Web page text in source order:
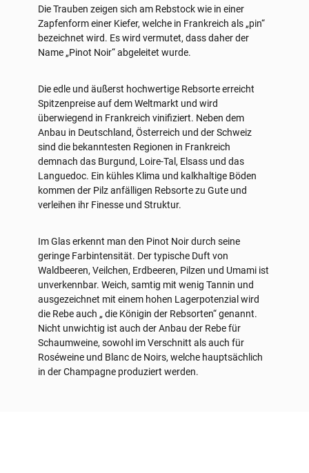
Die Trauben zeigen sich am Rebstock wie in einer
Zapfenform einer Kiefer, welche in Frankreich als „pin“
bezeichnet wird. Es wird vermutet, dass daher der
Name „Pinot Noir“ abgeleitet wurde.
Die edle und äußerst hochwertige Rebsorte erreicht
Spitzenpreise auf dem Weltmarkt und wird
überwiegend in Frankreich vinifiziert. Neben dem
Anbau in Deutschland, Österreich und der Schweiz
sind die bekanntesten Regionen in Frankreich
demnach das Burgund, Loire-Tal, Elsass und das
Languedoc. Ein kühles Klima und kalkhaltige Böden
kommen der Pilz anfälligen Rebsorte zu Gute und
verleihen ihr Finesse und Struktur.
Im Glas erkennt man den Pinot Noir durch seine
geringe Farbintensität. Der typische Duft von
Waldbeeren, Veilchen, Erdbeeren, Pilzen und Umami ist
unverkennbar. Weich, samtig mit wenig Tannin und
ausgezeichnet mit einem hohen Lagerpotenzial wird
die Rebe auch „ die Königin der Rebsorten“ genannt.
Nicht unwichtig ist auch der Anbau der Rebe für
Schaumweine, sowohl im Verschnitt als auch für
Roséweine und Blanc de Noirs, welche hauptsächlich
in der Champagne produziert werden.